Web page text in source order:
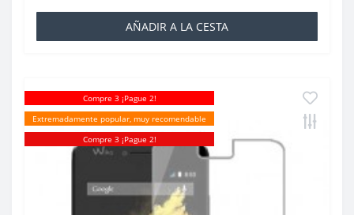
AÑADIR A LA CESTA
Compre 3 ¡Pague 2!
Extremadamente popular, muy recomendable
Compre 3 ¡Pague 2!